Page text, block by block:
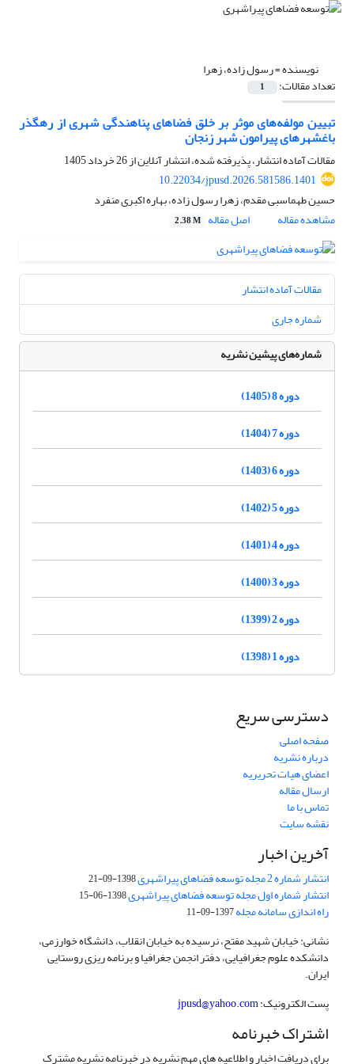
نویسنده =رسول زاده، زهرا
تعداد مقالات: 1
تبیین مولفه‌های موثر بر خلق فضاهای پناهندگی شهری از رهگذر
باغشهرهای پیرامون شهر زنجان
مقالات آماده انتشار، پذیرفته شده، انتشار آنلاین از26 خرداد 1405
10.22034/jpusd.2026.581586.1401
حسین طهماسبی مقدم، زهرا رسول زاده، بهاره اکبری منفرد
مشاهده مقاله
اصل مقاله 2.38 M
مقالات آماده انتشار
شماره جاری
شماره‌های پیشین نشریه
دوره 8 (1405)
دوره 7 (1404)
دوره 6 (1403)
دوره 5 (1402)
دوره 4 (1401)
دوره 3 (1400)
دوره 2 (1399)
دوره 1 (1398)
دسترسی سریع
صفحه اصلی
درباره نشریه
اعضای هیات تحریریه
ارسال مقاله
تماس با ما
نقشه سایت
آخرین اخبار
انتشار شماره 2 مجله توسعه فضاهای پیراشهری 1398-09-21
انتشار شماره اول مجله توسعه فضاهای پیراشهری1398-06-15
راه اندازی سامانه مجله1397-09-11
نشانی: خیابان شهید مفتح، نرسیده به خیابان انقلاب، دانشگاه خوارزمی،
دانشکده علوم جغرافیایی، دفتر انجمن جغرافیا و برنامه ریزی روستایی
ایران.
پست الکترونیک:jpusd@yahoo.com
اشتراک خبرنامه
برای دریافت اخبار و اطلاعیه های مهم نشریه در خبرنامه نشریه مشترک